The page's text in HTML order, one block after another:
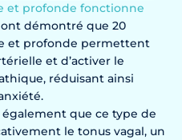
et profonde fonctionne
ont démontré que 20
et profonde permettent
et d’activer le
réduisant ainsi
que ce type de
le tonus vagal, un